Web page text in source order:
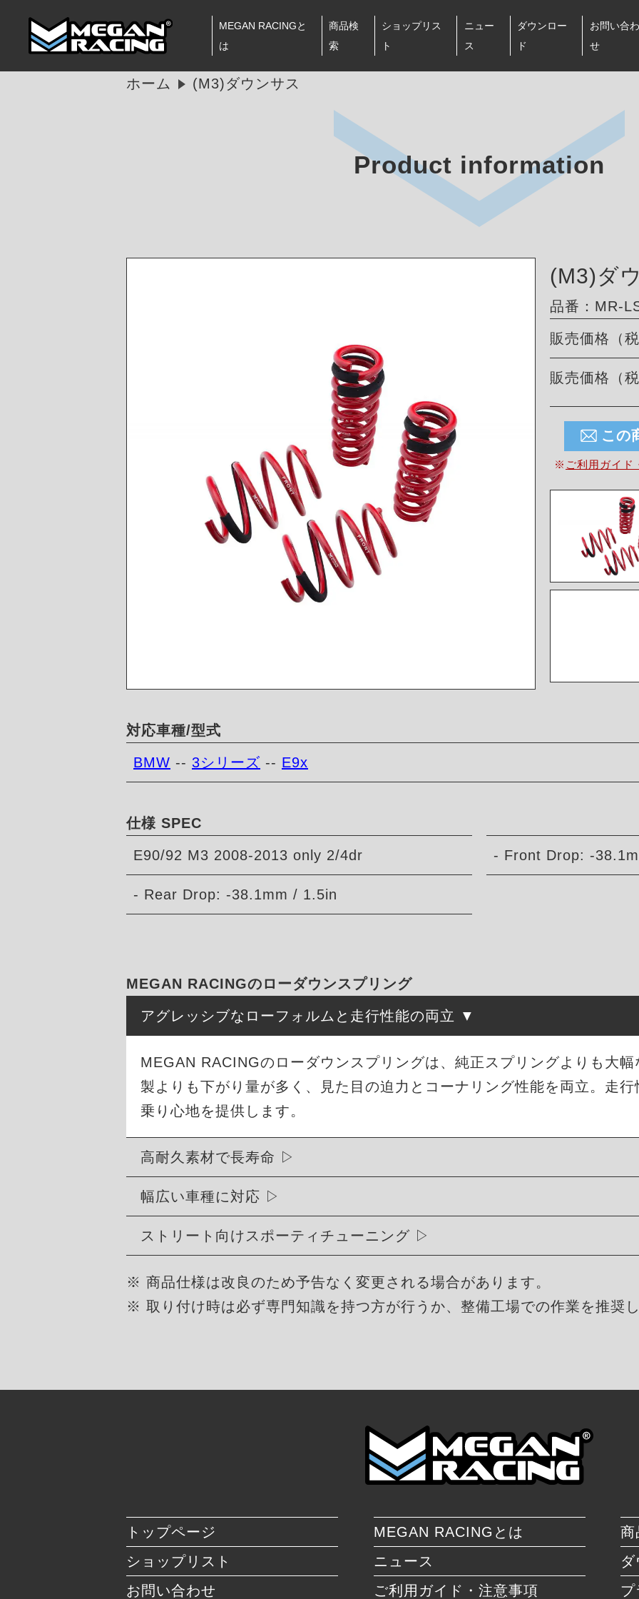
MEGAN RACINGと
は
商品検
索
ショップリス
ト
ニュー
ス
ダウンロー
ド
お問い合わ
せ
ホーム (M3)ダウンサス
Product information
(M3)ダ
品番：MR-
販売価格（税
販売価格（税
この
※ ご利用ガイド
対応車種/型式
BMW -- 3シリーズ -- E9x
仕様 SPEC
E90/92 M3 2008-2013 only 2/4dr - Front Drop: -
- Rear Drop: -38.1mm / 1.5in
MEGAN RACINGのローダウンスプリング
アグレッシブなローフォルムと走行性能の両立
MEGAN RACINGのローダウンスプリングは、純正スプリングよりも大
製よりも下がり量が多く、見た目の迫力とコーナリング性能を両立。走
乗り心地を提供します。
高耐久素材で長寿命
幅広い車種に対応
ストリート向けスポーティチューニング
※ 商品仕様は改良のため予告なく変更される場合があります。
※ 取り付け時は必ず専門知識を持つ方が行うか、整備工場での作業を推奨し
トップページ MEGAN RACINGとは
商
ショップリスト
ニュース
お問い合わせ
ご利用ガイド・注意事項 プ